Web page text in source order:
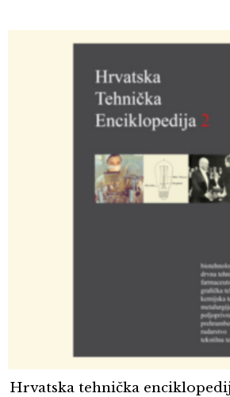
Hrvatska tehnička